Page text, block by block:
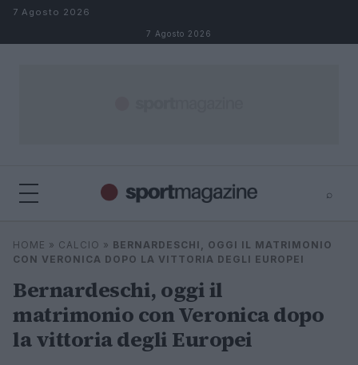
Salta al contenuto
7 Agosto 2026
7 Agosto 2026
⌕
Cerca
⌕
HOME » CALCIO » BERNARDESCHI, OGGI IL MATRIMONIO
CON VERONICA DOPO LA VITTORIA DEGLI EUROPEI
Bernardeschi, oggi il
matrimonio con Veronica dopo
la vittoria degli Europei